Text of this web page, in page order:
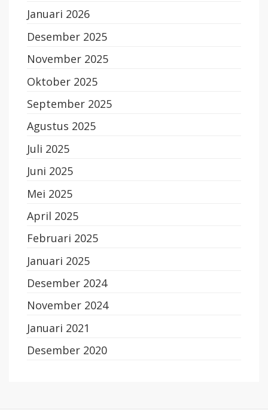
Januari 2026
Desember 2025
November 2025
Oktober 2025
September 2025
Agustus 2025
Juli 2025
Juni 2025
Mei 2025
April 2025
Februari 2025
Januari 2025
Desember 2024
November 2024
Januari 2021
Desember 2020